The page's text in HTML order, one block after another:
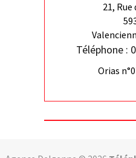
21, Rue
Téléphone :
Orias